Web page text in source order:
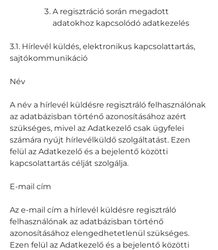
A regisztráció során megadott
adatokhoz kapcsolódó adatkezelés
3.1. Hírlevél küldés, elektronikus kapcsolattartás,
sajtókommunikáció
Név
A név a hírlevél küldésre regisztráló felhasználónak
az adatbázisban történő azonosításához azért
szükséges, mivel az Adatkezelő csak ügyfelei
számára nyújt hírlevélküldő szolgáltatást. Ezen
felül az Adatkezelő és a bejelentő közötti
kapcsolattartás célját szolgálja.
E-mail cím
Az e-mail cím a hírlevél küldésre regisztráló
felhasználónak az adatbázisban történő
azonosításához elengedhetetlenül szükséges.
Ezen felül az Adatkezelő és a bejelentő közötti